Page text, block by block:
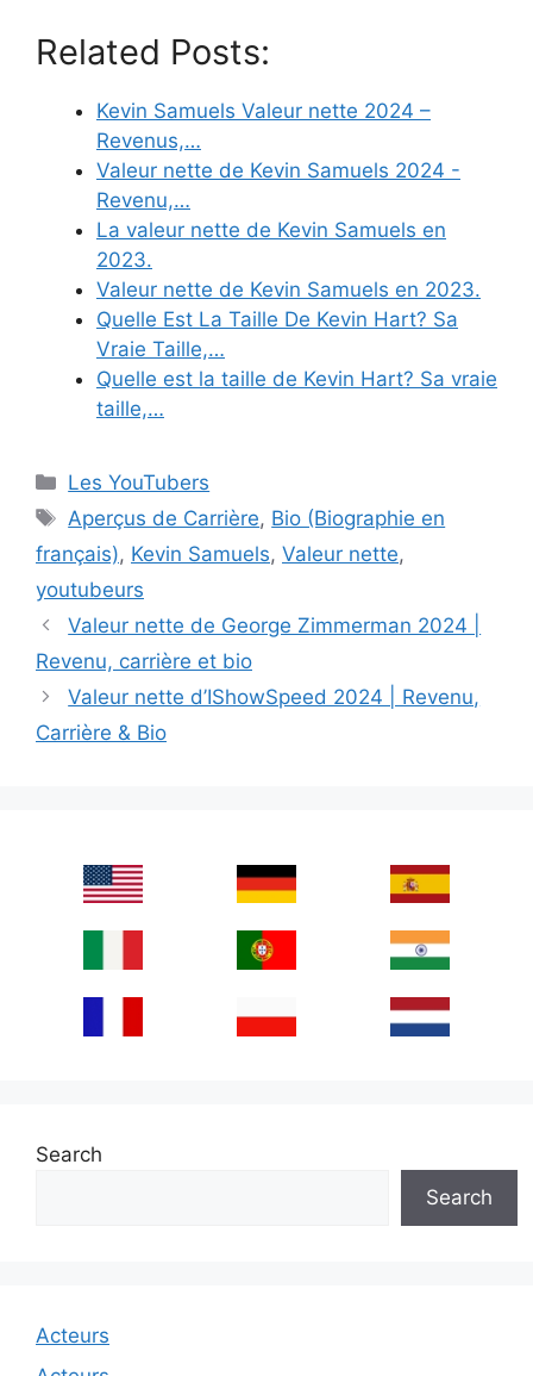
Related Posts:
Kevin Samuels Valeur nette 2024 –
Revenus,…
Valeur nette de Kevin Samuels 2024 -
Revenu,…
La valeur nette de Kevin Samuels en
2023.
Valeur nette de Kevin Samuels en 2023.
Quelle Est La Taille De Kevin Hart? Sa
Vraie Taille,…
Quelle est la taille de Kevin Hart? Sa vraie
taille,…
Categories
Les YouTubers
Tags
Aperçus de Carrière, Bio (Biographie en
français), Kevin Samuels, Valeur nette,
youtubeurs
Valeur nette de George Zimmerman 2024 |
Revenu, carrière et bio
Valeur nette d’IShowSpeed 2024 | Revenu,
Carrière & Bio
Search
Search
Acteurs